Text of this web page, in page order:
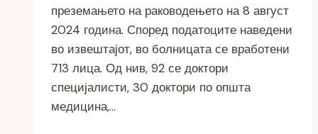
преземањето на раководењето на 8 август
2024 година. Според податоците наведени
во извештајот, во болницата се вработени
713 лица. Од нив, 92 се доктори
специјалисти, 30 доктори по општа
медицина,…